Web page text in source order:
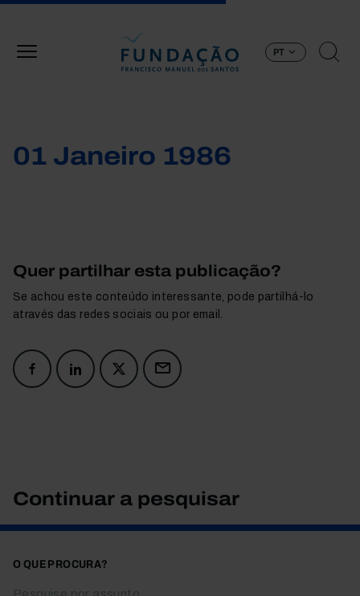
PT
01 Janeiro 1986
Quer partilhar esta publicação?
Se achou este conteúdo interessante, pode partilhá-lo
através das redes sociais ou por email.
Continuar a pesquisar
O QUE PROCURA?